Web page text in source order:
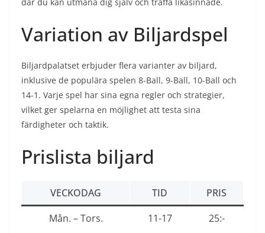
Variation av Biljardspel
Biljardpalatset erbjuder flera varianter av biljard,
inklusive de populära spelen 8-Ball, 9-Ball, 10-Ball och
14-1. Varje spel har sina egna regler och strategier,
vilket ger spelarna en möjlighet att testa sina
färdigheter och taktik.
Prislista biljard
VECKODAG TID
PRIS
Mån. – Tors.
11-17 25:-